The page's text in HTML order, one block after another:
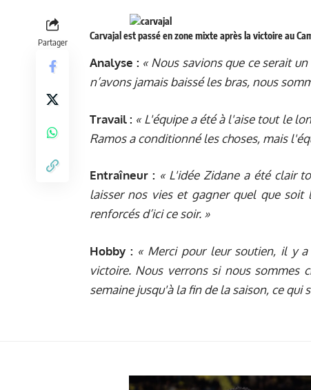
Partager
Carvajal est passé en zone mixte après la victoire au
Analyse : « Nous savions que ce serait
n’avons jamais baissé les bras, nous
Travail : « L'équipe a été à l'aise tout le
Ramos a conditionné les choses, mais
Entraîneur : « L'idée Zidane a été clair
laisser nos vies et gagner quel que soit
renforcés d’ici ce soir. »
Hobby : « Merci pour leur soutien, il y
victoire. Nous verrons si nous sommes
semaine jusqu'à la fin de la saison, ce qui